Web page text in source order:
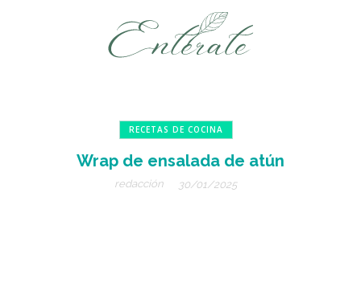
RECETAS DE COCINA
Wrap de ensalada de atún
redacción 30/01/2025